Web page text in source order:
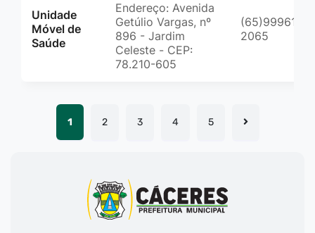
Unidade
Móvel de
Saúde
Endereço: Avenida
Getúlio Vargas, nº
896 - Jardim
Celeste - CEP:
78.210-605
(65)99961-
2065
1 2 3 4 5